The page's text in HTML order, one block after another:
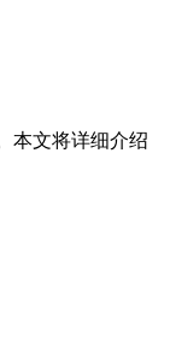
本文将详细介绍